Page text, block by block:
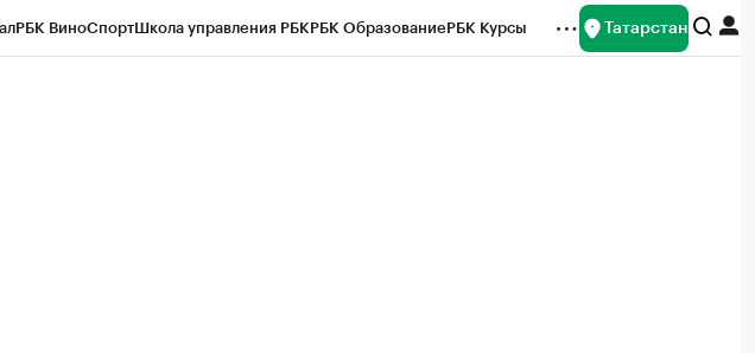
РБК ВиноСпортШкола управления РБКРБК ОбразованиеРБК Курсы Татарстан